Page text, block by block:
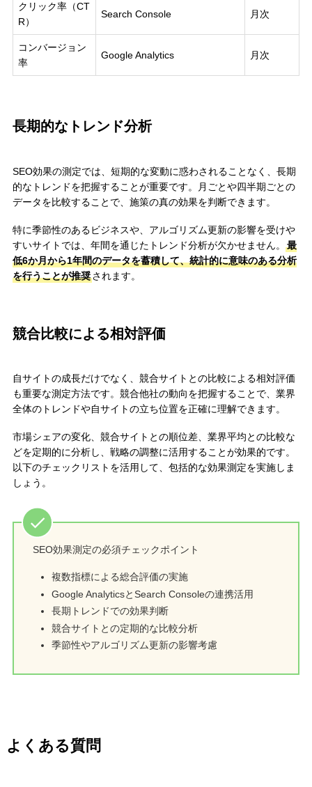
クリック率（CT
R）
Search Console 月次
コンバージョン
率
Google Analytics 月次
長期的なトレンド分析
SEO効果の測定では、短期的な変動に惑わされることなく、長期
的なトレンドを把握することが重要です。月ごとや四半期ごとの
データを比較することで、施策の真の効果を判断できます。
特に季節性のあるビジネスや、アルゴリズム更新の影響を受けや
すいサイトでは、年間を通じたトレンド分析が欠かせません。
最
低6か月から1年間のデータを蓄積して、統計的に意味のある分析
を行うことが推奨されます。
競合比較による相対評価
自サイトの成長だけでなく、競合サイトとの比較による相対評価
も重要な測定方法です。競合他社の動向を把握することで、業界
全体のトレンドや自サイトの立ち位置を正確に理解できます。
市場シェアの変化、競合サイトとの順位差、業界平均との比較な
どを定期的に分析し、戦略の調整に活用することが効果的です。
以下のチェックリストを活用して、包括的な効果測定を実施しま
しょう。
SEO効果測定の必須チェックポイント
複数指標による総合評価の実施
Google AnalyticsとSearch Consoleの連携活用
長期トレンドでの効果判断
競合サイトとの定期的な比較分析
季節性やアルゴリズム更新の影響考慮
よくある質問